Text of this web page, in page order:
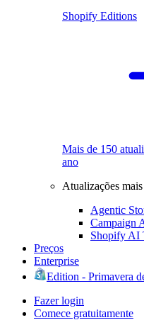
Shopify Editions
Mais de 150
ano
Atualizações
Agentic
Campaign
Shopify AI
Preços
Enterprise
Edition - Primavera
Fazer login
Comece gratuitamente